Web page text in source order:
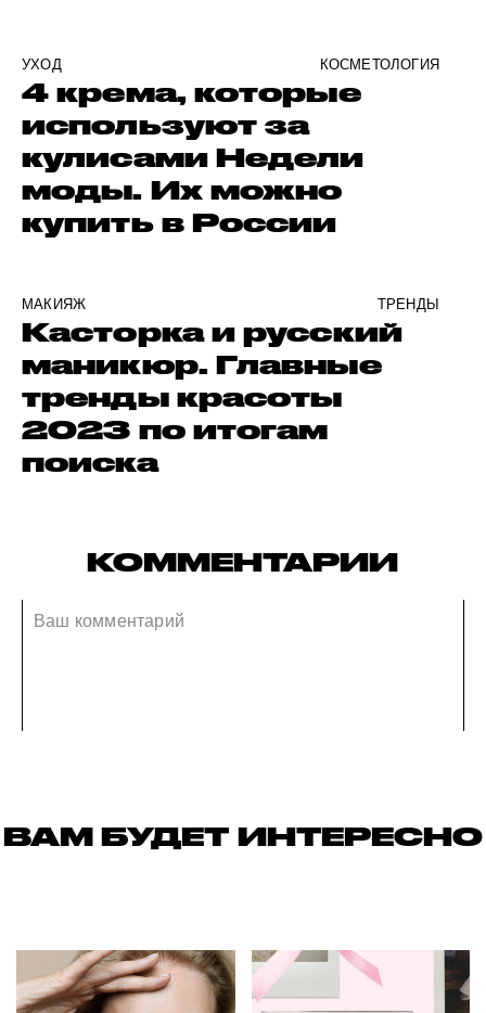
УХОД КОСМЕТОЛОГИЯ
4 крема, которые
используют за
кулисами Недели
моды. Их можно
купить в России
МАКИЯЖ ТРЕНДЫ
Касторка и русский
маникюр. Главные
тренды красоты
2023 по итогам
поиска
КОММЕНТАРИИ
ВАМ БУДЕТ ИНТЕРЕСНО